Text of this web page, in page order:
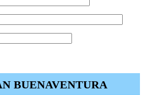
BUENAVENTURA